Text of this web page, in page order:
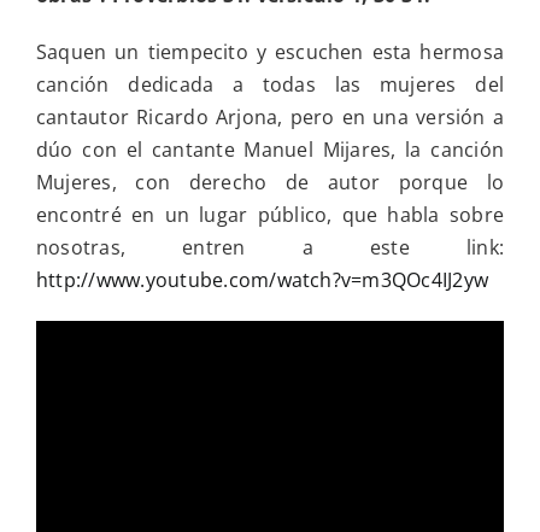
Saquen un tiempecito y escuchen esta hermosa
canción dedicada a todas las mujeres del
cantautor Ricardo Arjona, pero en una versión a
dúo con el cantante Manuel Mijares, la canción
Mujeres, con derecho de autor porque lo
encontré en un lugar público, que habla sobre
nosotras, entren a este link:
http://www.youtube.com/watch?v=m3QOc4IJ2yw